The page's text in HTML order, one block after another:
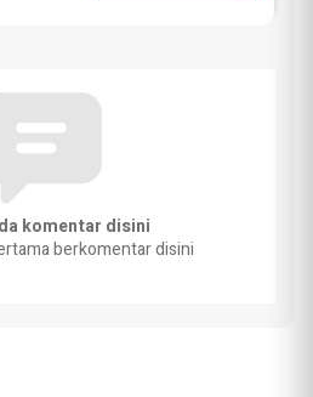
komentar disini
berkomentar disini